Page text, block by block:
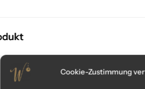
Cookie-Zustimmung